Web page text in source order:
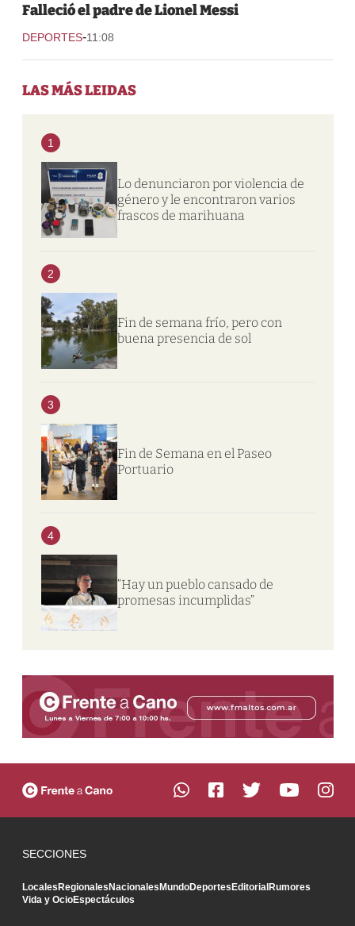
Falleció el padre de Lionel Messi
DEPORTES-11:08
LAS MÁS LEIDAS
1
Lo denunciaron por violencia de
género y le encontraron varios
frascos de marihuana
2
Fin de semana frío, pero con
buena presencia de sol
3
Fin de Semana en el Paseo
Portuario
4
“Hay un pueblo cansado de
promesas incumplidas”
SECCIONES
LocalesRegionalesNacionalesMundoDeportesEditorialRumores
Vida y OcioEspectáculos